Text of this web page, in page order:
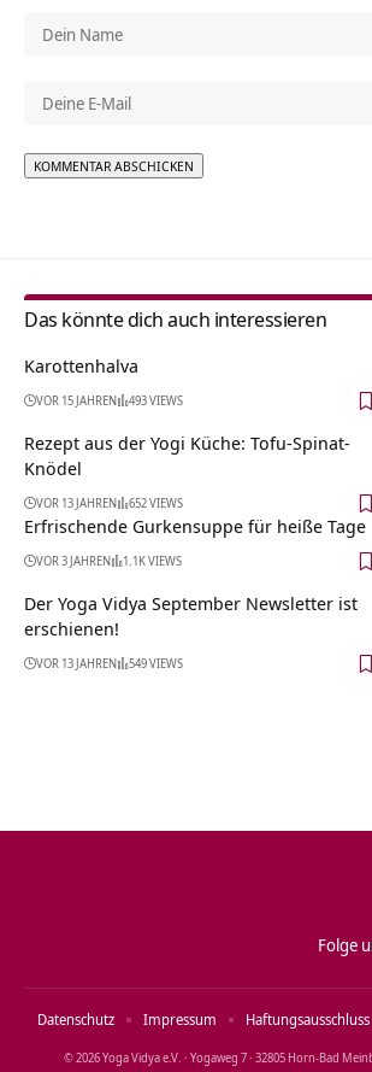
Das könnte dich auch interessieren
Karottenhalva
VOR 15 JAHREN 493 VIEWS
Rezept aus der Yogi Küche: Tofu-Spinat-
Knödel
VOR 13 JAHREN 652 VIEWS
Erfrischende Gurkensuppe für heiße Tage
VOR 3 JAHREN 1.1K VIEWS
Der Yoga Vidya September Newsletter ist
erschienen!
VOR 13 JAHREN 549 VIEWS
Folge
© 2026 Yoga Vidya e.V. · Yogaweg 7 · 32805 Horn‑Bad
Datenschutz Impressum Haftungsausschluss